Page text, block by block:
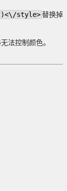
style> 替换掉
法控制颜色。